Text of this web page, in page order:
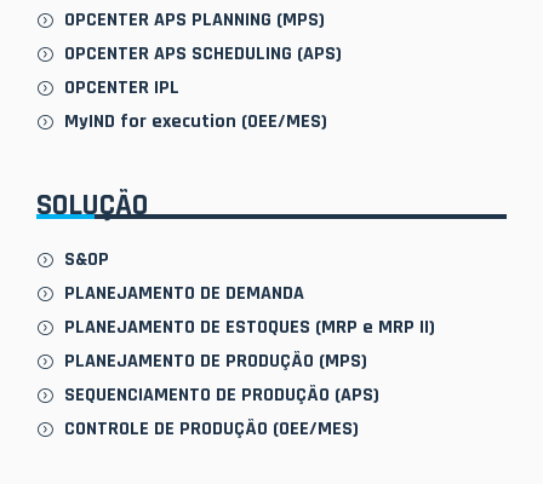
OPCENTER APS PLANNING (MPS)
OPCENTER APS SCHEDULING (APS)
OPCENTER IPL
MyIND for execution (OEE/MES)
SOLUÇÃO
S&OP
PLANEJAMENTO DE DEMANDA
PLANEJAMENTO DE ESTOQUES (MRP e MRP II)
PLANEJAMENTO DE PRODUÇÃO (MPS)
SEQUENCIAMENTO DE PRODUÇÃO (APS)
CONTROLE DE PRODUÇÃO (OEE/MES)